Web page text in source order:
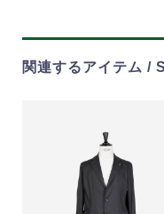
関連するアイテム /